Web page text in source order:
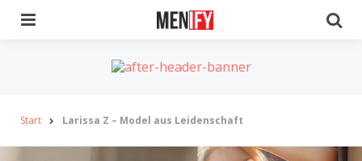
Start Larissa Z – Model aus Leidenschaft